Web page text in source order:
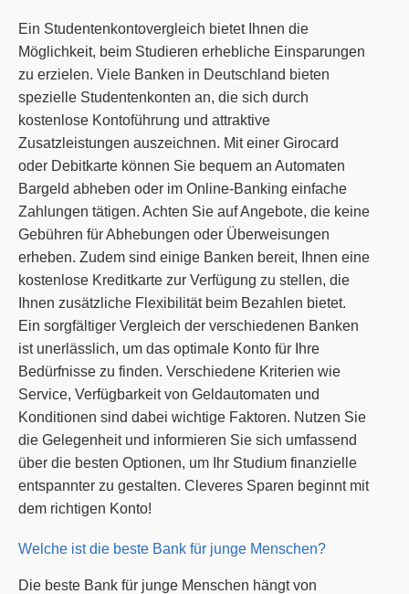
Ein Studentenkontovergleich bietet Ihnen die
Möglichkeit, beim Studieren erhebliche Einsparungen
zu erzielen. Viele Banken in Deutschland bieten
spezielle Studentenkonten an, die sich durch
kostenlose Kontoführung und attraktive
Zusatzleistungen auszeichnen. Mit einer Girocard
oder Debitkarte können Sie bequem an Automaten
Bargeld abheben oder im Online-Banking einfache
Zahlungen tätigen. Achten Sie auf Angebote, die keine
Gebühren für Abhebungen oder Überweisungen
erheben. Zudem sind einige Banken bereit, Ihnen eine
kostenlose Kreditkarte zur Verfügung zu stellen, die
Ihnen zusätzliche Flexibilität beim Bezahlen bietet.
Ein sorgfältiger Vergleich der verschiedenen Banken
ist unerlässlich, um das optimale Konto für Ihre
Bedürfnisse zu finden. Verschiedene Kriterien wie
Service, Verfügbarkeit von Geldautomaten und
Konditionen sind dabei wichtige Faktoren. Nutzen Sie
die Gelegenheit und informieren Sie sich umfassend
über die besten Optionen, um Ihr Studium finanzielle
entspannter zu gestalten. Cleveres Sparen beginnt mit
dem richtigen Konto!
Welche ist die beste Bank für junge Menschen?
Die beste Bank für junge Menschen hängt von